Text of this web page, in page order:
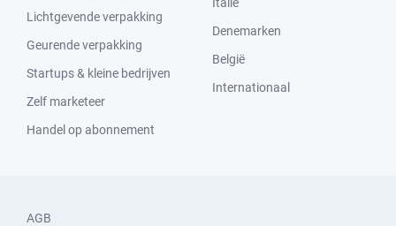
Lichtgevende verpakking
Geurende verpakking
Startups & kleine bedrijven
Zelf marketeer
Handel op abonnement
Denemarken
België
Internationaal
AGB